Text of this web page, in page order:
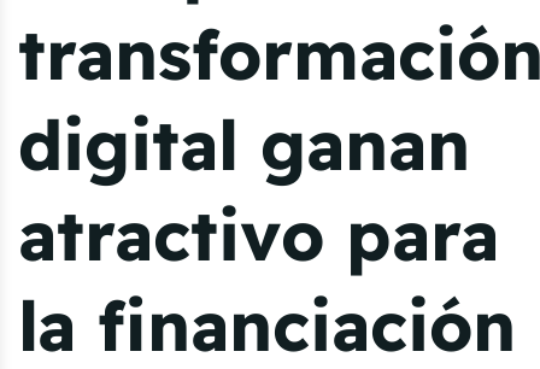
digital ganan
atractivo para
la financiación